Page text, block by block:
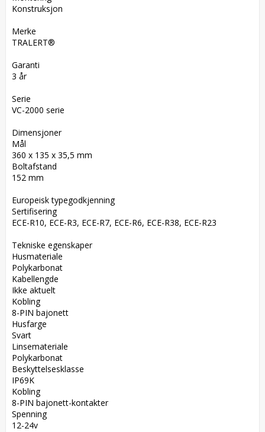
Konstruksjon
Merke
TRALERT®
Garanti
3 år
Serie
VC-2000 serie
Dimensjoner
Mål
360 x 135 x 35,5 mm
Boltafstand
152 mm
Europeisk typegodkjenning
Sertifisering
ECE-R10, ECE-R3, ECE-R7, ECE-R6, ECE-R38, ECE-R23
Tekniske egenskaper
Husmateriale
Polykarbonat
Kabellengde
Ikke aktuelt
Kobling
8-PIN bajonett
Husfarge
Svart
Linsemateriale
Polykarbonat
Beskyttelsesklasse
IP69K
Kobling
8-PIN bajonett-kontakter
Spenning
12-24v